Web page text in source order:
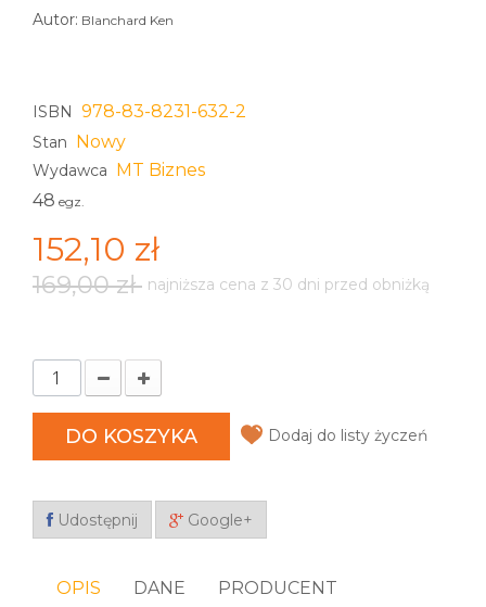
Autor: Blanchard Ken
ISBN 978-83-8231-632-2
Stan Nowy
Wydawca MT Biznes
48 egz.
152,10 zł
169,00 zł najniższa cena z 30 dni przed obniżką
DO KOSZYKA Dodaj do listy życzeń
Udostępnij Google+
OPIS DANE PRODUCENT